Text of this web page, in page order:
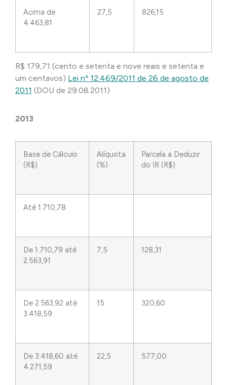
Acima de
4.463,81
27,5 826,15
R$ 179,71 (cento e setenta e nove reais e setenta e
um centavos) Lei nº 12.469/2011 de 26 de agosto de
2011 (DOU de 29.08.2011)
2013
Base de Cálculo
(R$)
Alíquota
(%)
Parcela a Deduzir
do IR (R$)
Até 1.710,78
De 1.710,79 até
2.563,91
7,5 128,31
De 2.563,92 até
3.418,59
15 320,60
De 3.418,60 até
4.271,59
22,5 577,00